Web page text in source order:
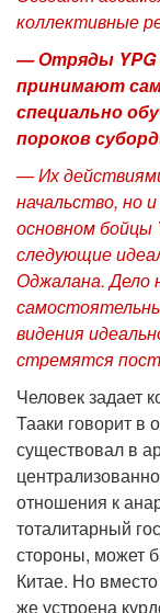
коллективные
— Отряды YPG
принимают
специально
пороков
— Их
начальство, но
основном бойцы
следующие
Оджалана. Дело
видения
стремятся
Человек задает
Тааки говорит в
существовал в
отношения к
тоталитарный
стороны, может
Китае. Но вместо
же устроена